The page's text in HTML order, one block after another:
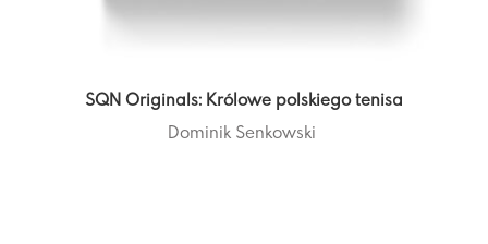
SQN Originals: Królowe polskiego tenisa
Dominik Senkowski